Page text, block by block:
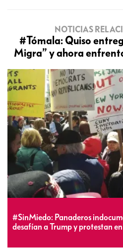
NOTICIAS
#Tómala: Quiso
Migra” y ahora
#SinMiedo: Panaderos
desafían a Trump y protestan